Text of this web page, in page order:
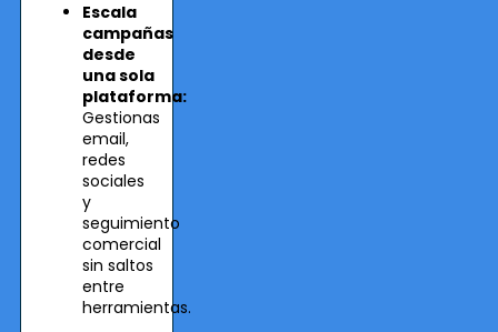
Escala
campañas
desde
una sola
plataforma:
Gestionas
email,
redes
sociales
y
seguimiento
comercial
sin saltos
entre
herramientas.